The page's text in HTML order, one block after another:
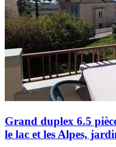
Grand duplex 6.5
le lac et les Alpes,